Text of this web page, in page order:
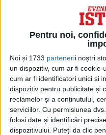
Pentru noi,
Noi și 1733 partenerii noștri
un dispozitiv, cum ar fi
cum ar fi identificatori unici și
dispozitiv pentru publicitate și
reclamelor și a conținutului,
serviciilor. Cu permisiunea
folosi date și identificări
dispozitivului. Puteți da clic
În București, pe
străzile
Biserica Sfântul
În această biserica
dreapta a sfântului
cinstesc pentru
sale: convertirea la
închinată slujirii lui